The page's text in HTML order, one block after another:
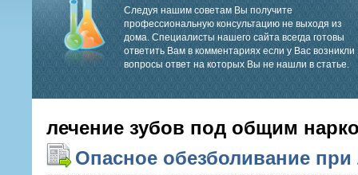
Следуя нашим советам Вы получите
профессиональную консультацию не выходя из
дома. Специалисты нашего сайта всегда готовы
ответить Вам в комментариях если у Вас возникли
вопросы ответ на которых Вы не нашли в статье.
лечение зубов под общим
Опасное обезболивание при